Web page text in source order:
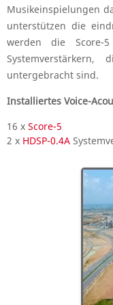
Musikeinspielungen
unterstützen die
werden die Score-5
untergebracht sind.
Installiertes Voice-
16 x Score-5
2 x HDSP-0.4A